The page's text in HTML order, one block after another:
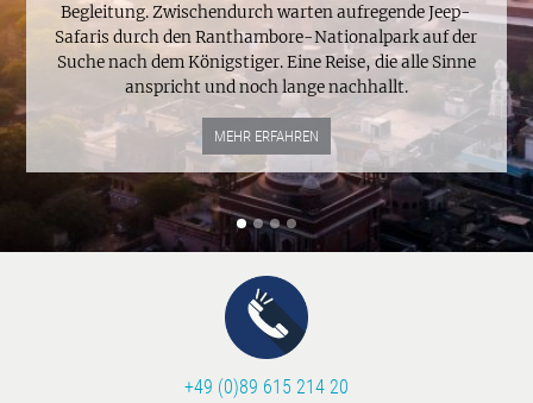
Begleitung. Zwischendurch warten aufregende Jeep-
Safaris durch den Ranthambore-Nationalpark auf der
Suche nach dem Königstiger. Eine Reise, die alle Sinne
anspricht und noch lange nachhallt.
MEHR ERFAHREN
+49 (0)89 615 214 20